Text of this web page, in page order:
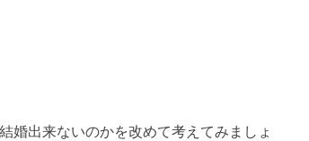
婚出来ないのかを改めて考えてみましょ